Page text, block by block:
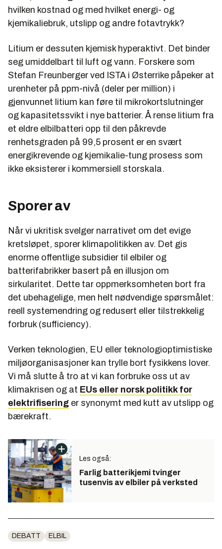
hvilken kostnad og med hvilket energi- og
kjemikaliebruk, utslipp og andre fotavtrykk?
Litium er dessuten kjemisk hyperaktivt. Det binder
seg umiddelbart til luft og vann. Forskere som
Stefan Freunberger ved ISTA i Østerrike påpeker at
urenheter på ppm-nivå (deler per million) i
gjenvunnet litium kan føre til mikrokortslutninger
og kapasitetssvikt i nye batterier. Å rense litium fra
et eldre elbilbatteri opp til den påkrevde
renhetsgraden på 99,5 prosent er en svært
energikrevende og kjemikalie-tung prosess som
ikke eksisterer i kommersiell storskala.
Sporer av
Når vi ukritisk svelger narrativet om det evige
kretsløpet, sporer klimapolitikken av. Det gis
enorme offentlige subsidier til elbiler og
batterifabrikker basert på en illusjon om
sirkularitet. Dette tar oppmerksomheten bort fra
det ubehagelige, men helt nødvendige spørsmålet:
reell systemendring og redusert eller tilstrekkelig
forbruk (sufficiency).
Verken teknologien, EU eller teknologioptimistiske
miljøorganisasjoner kan trylle bort fysikkens lover.
Vi må slutte å tro at vi kan forbruke oss ut av
klimakrisen og at EUs eller norsk politikk for
elektrifisering er synonymt med kutt av utslipp og
bærekraft.
Les også:
Farlig batterikjemi tvinger
tusenvis av elbiler på verksted
DEBATT ELBIL